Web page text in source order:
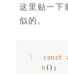
这里贴一下
似的。
const
n ();